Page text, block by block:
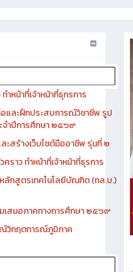
หน้าที่เจ้าหน้าที่ธุกรการ
ละฝึกประสบการณ์วิชาชีพ รูป
จำปีการศึกษา ๒๕๖๙
สร้างเว็บไซต์มืออาชีพ รุ่นที่ ๒
าว ทำหน้าที่เจ้าหน้าที่ธุรการ
กสูตรเทคโนโลยีบัณฑิต (ทล.บ.)
เสมอภาคทางการศึกษา ๒๕๖๙